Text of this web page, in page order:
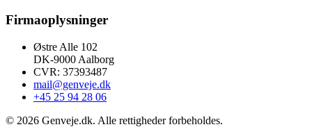
Firmaoplysninger
Østre Alle 102
DK-9000 Aalborg
CVR: 37393487
mail@genveje.dk
+45 25 94 28 06
© 2026 Genveje.dk. Alle rettigheder forbeholdes.